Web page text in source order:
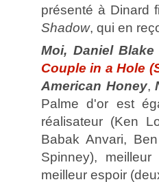
présenté à Dinard
Shadow, qui en
Moi, Daniel Blake
Couple in a Hole
American Honey,
Palme d'or est
réalisateur (Ken
Babak Anvari,
Spinney),
meilleur espoir